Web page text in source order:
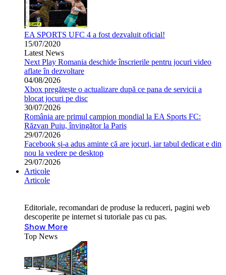
EA SPORTS UFC 4 a fost dezvaluit oficial!
15/07/2020
Latest News
Next Play Romania deschide înscrierile pentru jocuri video
aflate în dezvoltare
04/08/2026
Xbox pregătește o actualizare după ce pana de servicii a
blocat jocuri pe disc
30/07/2026
România are primul campion mondial la EA Sports FC:
Răzvan Puiu, învingător la Paris
29/07/2026
Facebook și-a adus aminte că are jocuri, iar tabul dedicat e din
nou la vedere pe desktop
29/07/2026
Articole
Articole
Editoriale, recomandari de produse la reduceri, pagini web
descoperite pe internet si tutoriale pas cu pas.
Show More
Top News